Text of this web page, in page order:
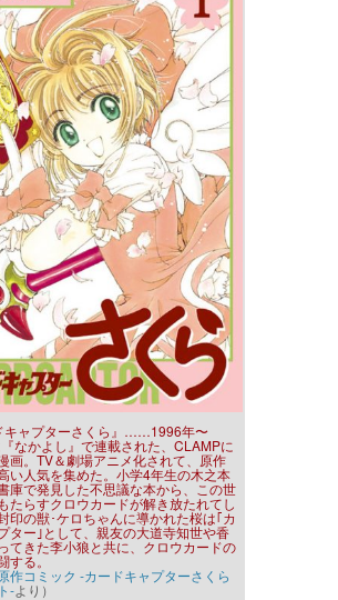
キャプターさくら』……1996年〜
なかよし』で連載された、CLAMPに
画。TV＆劇場アニメ化されて、原作
い人気を集めた。小学4年生の木之本
庫で発見した不思議な本から、この世
たらすクロウカードが解き放たれてし
印の獣･ケロちゃんに導かれた桜は｢カ
ター｣として、親友の大道寺知世や香
てきた李小狼と共に、クロウカードの
する。
作コミック -カードキャプターさくら
-より）